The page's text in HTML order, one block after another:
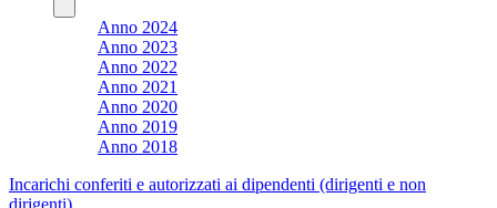
Anno 2024
Anno 2023
Anno 2022
Anno 2021
Anno 2020
Anno 2019
Anno 2018
Incarichi conferiti e autorizzati ai dipendenti (dirigenti e non
dirigenti)